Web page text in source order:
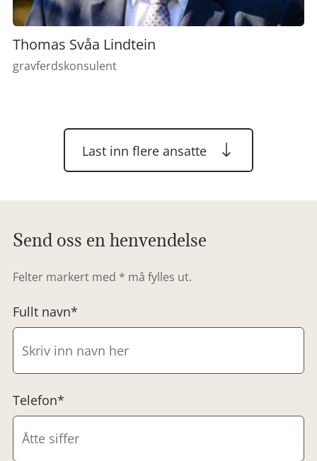
Thomas Svåa Lindtein
gravferdskonsulent
Last inn flere ansatte
Send oss en henvendelse
Felter markert med * må fylles ut.
Fullt navn*
Telefon*